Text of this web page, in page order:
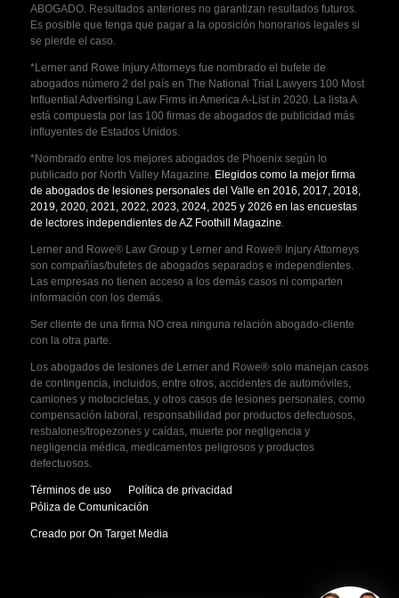
ABOGADO. Resultados anteriores no garantizan resultados futuros.
Es posible que tenga que pagar a la oposición honorarios legales si
se pierde el caso.
*Lerner and Rowe Injury Attorneys fue nombrado el bufete de
abogados número 2 del país en The National Trial Lawyers 100 Most
Influential Advertising Law Firms in America A-List in 2020. La lista A
está compuesta por las 100 firmas de abogados de publicidad más
influyentes de Estados Unidos.
*Nombrado entre los mejores abogados de Phoenix según lo
publicado por North Valley Magazine. Elegidos como la mejor firma
de abogados de lesiones personales del Valle en 2016, 2017, 2018,
2019, 2020, 2021, 2022, 2023, 2024, 2025 y 2026 en las encuestas
de lectores independientes de AZ Foothill Magazine
Lerner and Rowe® Law Group y Lerner and Rowe® Injury Attorneys
son compañías/bufetes de abogados separados e independientes.
Las empresas no tienen acceso a los demás casos ni comparten
información con los demás.
Ser cliente de una firma NO crea ninguna relación abogado-cliente
con la otra parte.
Los abogados de lesiones de Lerner and Rowe® solo manejan casos
de contingencia, incluidos, entre otros, accidentes de automóviles,
camiones y motocicletas, y otros casos de lesiones personales, como
compensación laboral, responsabilidad por productos defectuosos,
resbalones/tropezones y caídas, muerte por negligencia y
negligencia médica, medicamentos peligrosos y productos
defectuosos.
Términos de uso
Política de privacidad
Póliza de Comunicación
Creado por On Target Media